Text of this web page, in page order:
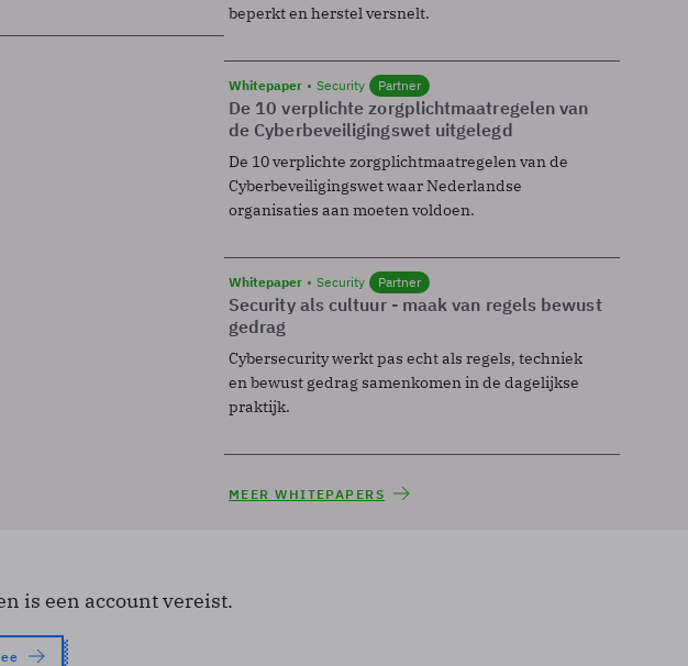
beperkt en herstel versnelt.
Whitepaper Security Partner
De 10 verplichte zorgplichtmaatregelen van
de Cyberbeveiligingswet uitgelegd
De 10 verplichte zorgplichtmaatregelen van de
Cyberbeveiligingswet waar Nederlandse
organisaties aan moeten voldoen.
Whitepaper Security Partner
Security als cultuur - maak van regels bewust
gedrag
Cybersecurity werkt pas echt als regels, techniek
en bewust gedrag samenkomen in de dagelijkse
praktijk.
MEER WHITEPAPERS
is een account vereist.